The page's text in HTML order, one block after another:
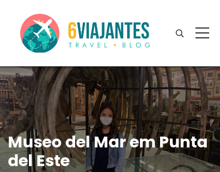
Museo del Mar em Punta
del Este